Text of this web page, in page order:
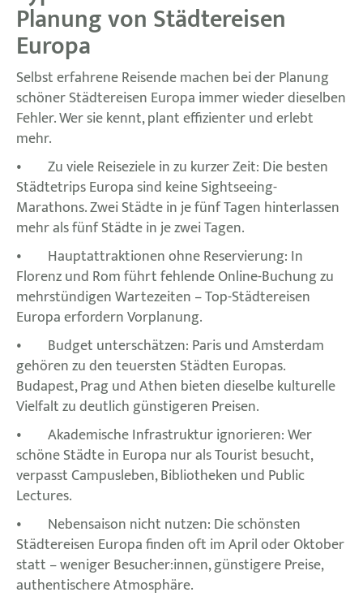
Planung von Städtereisen
Europa
Selbst erfahrene Reisende machen bei der Planung
schöner Städtereisen Europa immer wieder dieselben
Fehler. Wer sie kennt, plant effizienter und erlebt
mehr.
• Zu viele Reiseziele in zu kurzer Zeit: Die besten
Städtetrips Europa sind keine Sightseeing-
Marathons. Zwei Städte in je fünf Tagen hinterlassen
mehr als fünf Städte in je zwei Tagen.
• Hauptattraktionen ohne Reservierung: In
Florenz und Rom führt fehlende Online-Buchung zu
mehrstündigen Wartezeiten – Top-Städtereisen
Europa erfordern Vorplanung.
• Budget unterschätzen: Paris und Amsterdam
gehören zu den teuersten Städten Europas.
Budapest, Prag und Athen bieten dieselbe kulturelle
Vielfalt zu deutlich günstigeren Preisen.
• Akademische Infrastruktur ignorieren: Wer
schöne Städte in Europa nur als Tourist besucht,
verpasst Campusleben, Bibliotheken und Public
Lectures.
• Nebensaison nicht nutzen: Die schönsten
Städtereisen Europa finden oft im April oder Oktober
statt – weniger Besucher:innen, günstigere Preise,
authentischere Atmosphäre.